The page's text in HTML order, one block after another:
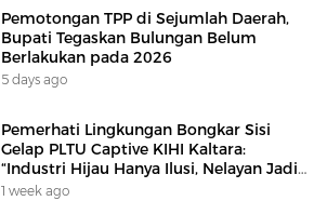
Pemotongan TPP di Sejumlah Daerah,
Bupati Tegaskan Bulungan Belum
Berlakukan pada 2026
5 days ago
Pemerhati Lingkungan Bongkar Sisi
Gelap PLTU Captive KIHI Kaltara:
“Industri Hijau Hanya Ilusi, Nelayan Jadi
Korban”
1 week ago